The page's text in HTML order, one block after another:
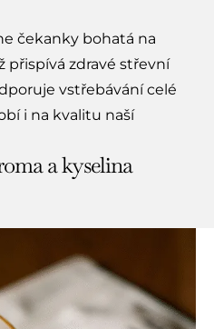
čekanky bohatá na
zdravé střevní
vstřebávání celé
i na kvalitu naší
a kyselina